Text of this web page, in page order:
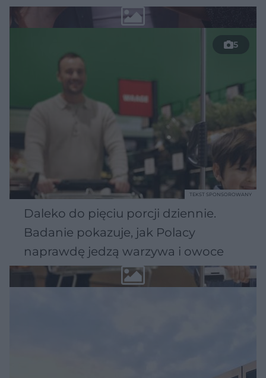
5
Daleko do pięciu porcji dziennie.
Badanie pokazuje, jak Polacy
naprawdę jedzą warzywa i owoce
TEKST SPONSOROWANY